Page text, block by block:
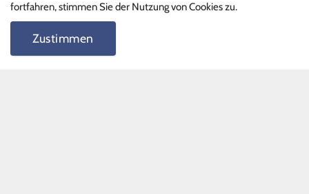
Schnelllinks II
Terminkalender
Formulare
fortfahren, stimmen Sie der Nutzung von Cookies zu.
Zustimmen